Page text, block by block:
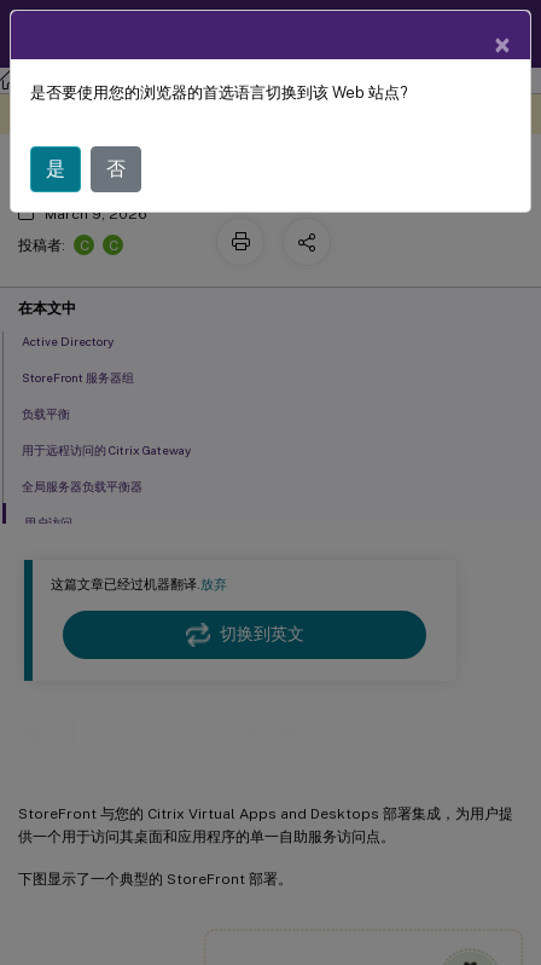
StoreFront StoreFront 2203
这篇文章已经过机器翻译.放弃
切换到英文
StoreFront 与您的 Citrix Virtual Apps and Desktops 部署集成，为用户提
供一个用于访问其桌面和应用程序的单一自助服务访问点。
下图显示了一个典型的 StoreFront 部署。
规划 StoreFront 部署
March 9, 2026
投稿者:
C C
在本文中
Active Directory
StoreFront 服务器组
负载平衡
用于远程访问的 Citrix Gateway
全局服务器负载平衡器
用户访问
×
是否要使用您的浏览器的首选语言切换到该 Web 站点?
是 否